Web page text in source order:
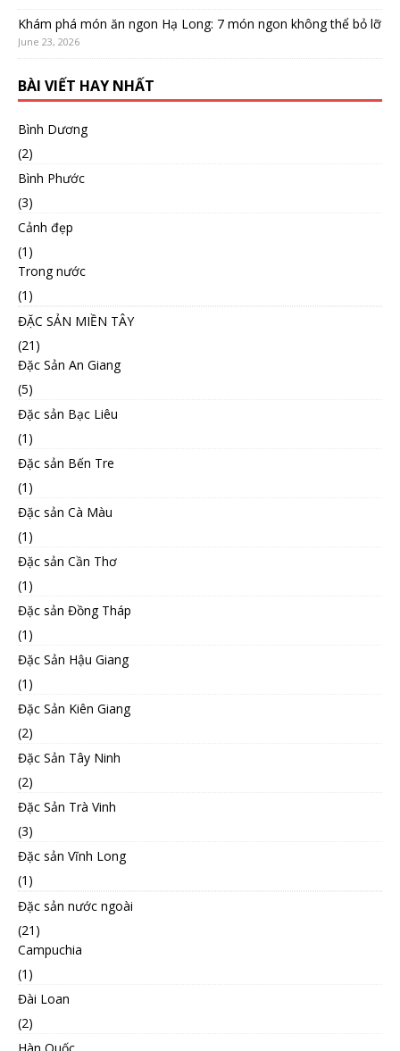
Khám phá món ăn ngon Hạ Long: 7 món ngon không thể bỏ lỡ
June 23, 2026
BÀI VIẾT HAY NHẤT
Bình Dương
(2)
Bình Phước
(3)
Cảnh đẹp
(1)
Trong nước
(1)
ĐẶC SẢN MIỀN TÂY
(21)
Đặc Sản An Giang
(5)
Đặc sản Bạc Liêu
(1)
Đặc sản Bến Tre
(1)
Đặc sản Cà Màu
(1)
Đặc sản Cần Thơ
(1)
Đặc sản Đồng Tháp
(1)
Đặc Sản Hậu Giang
(1)
Đặc Sản Kiên Giang
(2)
Đặc Sản Tây Ninh
(2)
Đặc Sản Trà Vinh
(3)
Đặc sản Vĩnh Long
(1)
Đặc sản nước ngoài
(21)
Campuchia
(1)
Đài Loan
(2)